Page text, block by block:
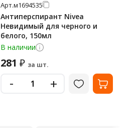
Арт.м1694535
Антиперспирант Nivea
Невидимый для черного и
белого, 150мл
В наличии
281 ₽ за шт.
- +